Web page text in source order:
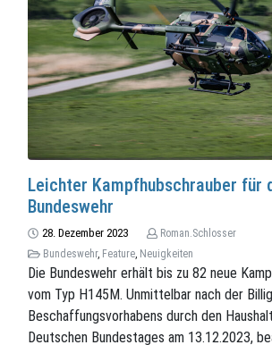
Leichter Kampfhubschrauber für
Bundeswehr
28. Dezember 2023
Roman.Schlosser
Bundeswehr, Feature, Neuigkeiten
Die Bundeswehr erhält bis zu 82 neue
vom Typ H145M. Unmittelbar nach der
Beschaffungsvorhabens durch den
Deutschen Bundestages am 13.12.2023,